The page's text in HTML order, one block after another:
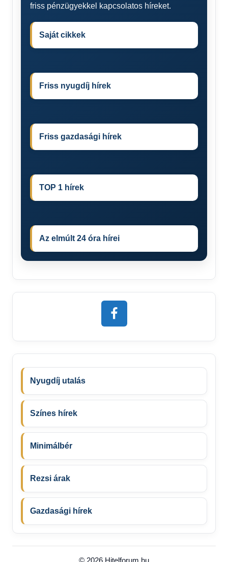
friss pénzügyekkel kapcsolatos híreket.
Saját cikkek
Friss nyugdíj hírek
Friss gazdasági hírek
TOP 1 hírek
Az elmúlt 24 óra hírei
Nyugdíj utalás
Színes hírek
Minimálbér
Rezsi árak
Gazdasági hírek
© 2026 Hitelforum.hu